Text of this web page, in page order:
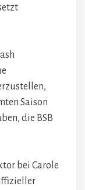
Saison
die BSB
bei Carole